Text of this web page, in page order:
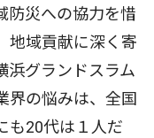
防災への協力を惜
地域貢献に深く寄
浜グランドスラム
界の悩みは、全国
も20代は１人だ